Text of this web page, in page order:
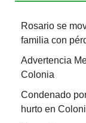
Rosario se
familia con
Advertencia
Colonia
Condenado
hurto en